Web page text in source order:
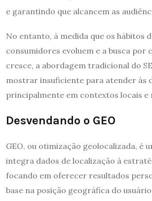
e garantindo que alcancem as
No entanto, à medida que os hábitos
consumidores evoluem e a busca por
cresce, a abordagem tradicional do
mostrar insuficiente para atender às
principalmente em contextos locais e
Desvendando o GEO
GEO, ou otimização geolocalizada, é
integra dados de localização à
focando em oferecer resultados
base na posição geográfica do